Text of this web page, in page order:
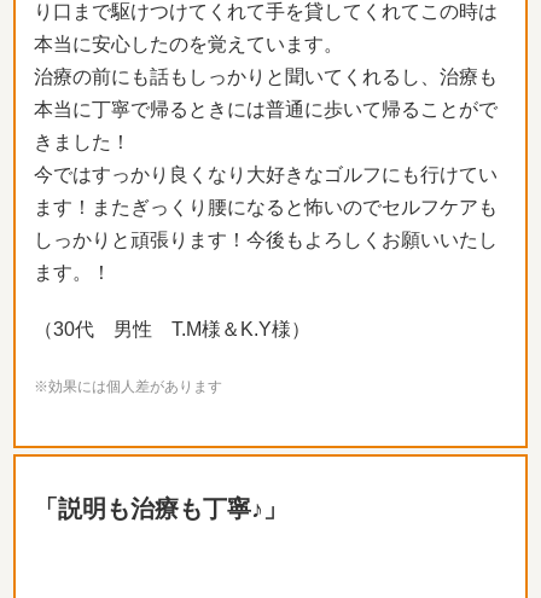
り口まで駆けつけてくれて手を貸してくれてこの時は
本当に安心したのを覚えています。
治療の前にも話もしっかりと聞いてくれるし、治療も
本当に丁寧で帰るときには普通に歩いて帰ることがで
きました！
今ではすっかり良くなり大好きなゴルフにも行けてい
ます！またぎっくり腰になると怖いのでセルフケアも
しっかりと頑張ります！今後もよろしくお願いいたし
ます。！
（30代 男性 T.M様＆K.Y様）
※効果には個人差があります
「説明も治療も丁寧♪」